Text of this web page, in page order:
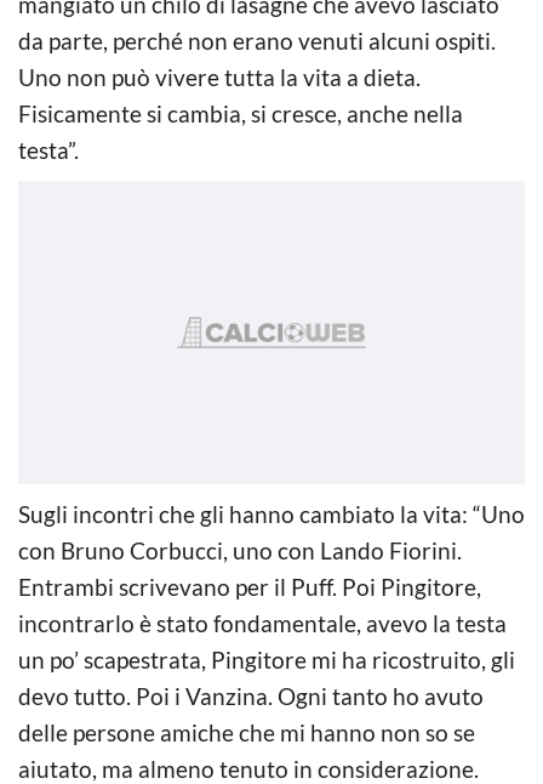
da parte, perché non erano venuti alcuni ospiti.
Uno non può vivere tutta la vita a dieta.
Fisicamente si cambia, si cresce, anche nella
testa”.
Sugli incontri che gli hanno cambiato la vita: “Uno
con Bruno Corbucci, uno con Lando Fiorini.
Entrambi scrivevano per il Puff. Poi Pingitore,
incontrarlo è stato fondamentale, avevo la testa
un po’ scapestrata, Pingitore mi ha ricostruito, gli
devo tutto. Poi i Vanzina. Ogni tanto ho avuto
delle persone amiche che mi hanno non so se
aiutato, ma almeno tenuto in considerazione.